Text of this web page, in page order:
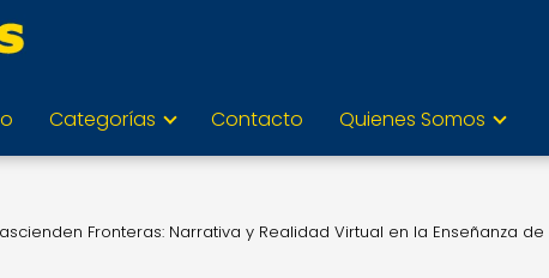
Categorías Contacto Quienes Somos
Fronteras: Narrativa y Realidad Virtual en la Enseñanza de